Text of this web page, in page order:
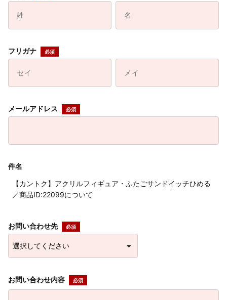
フリガナ
メールアドレス
件名
【カントク】アクリルフィギュア・ふたごサンドイッチひめる
／商品ID:22099について
お問い合わせ先
お問い合わせ内容